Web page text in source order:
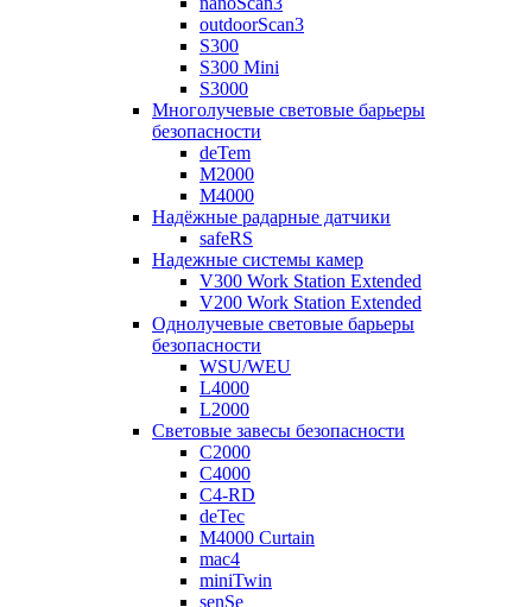
outdoorScan3
S300
S300 Mini
S3000
Многолучевые световые барьеры
безопасности
deTem
M2000
M4000
Надёжные радарные датчики
safeRS
Надежные системы камер
V300 Work Station Extended
V200 Work Station Extended
Однолучевые световые барьеры
безопасности
WSU/WEU
L4000
L2000
Световые завесы безопасности
C2000
C4000
C4-RD
deTec
M4000 Curtain
mac4
miniTwin
senSe